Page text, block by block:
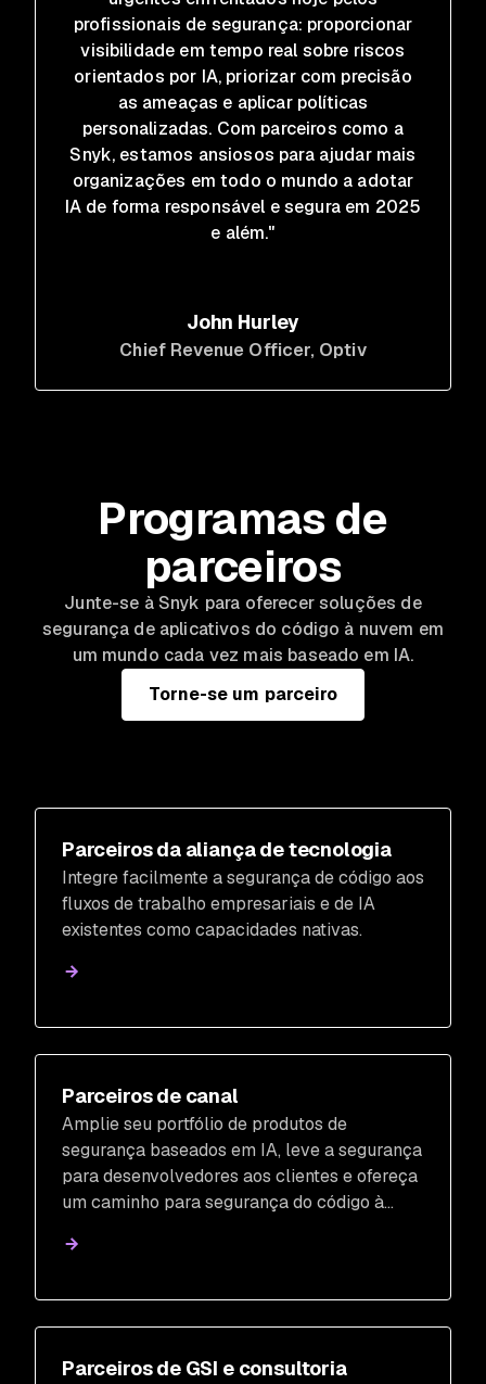
profissionais de segurança: proporcionar
visibilidade em tempo real sobre riscos
orientados por IA, priorizar com precisão
as ameaças e aplicar políticas
personalizadas. Com parceiros como a
Snyk, estamos ansiosos para ajudar mais
organizações em todo o mundo a adotar
IA de forma responsável e segura em 2025
e além."
John Hurley
Chief Revenue Officer, Optiv
Programas de
parceiros
Junte-se à Snyk para oferecer soluções de
segurança de aplicativos do código à nuvem em
um mundo cada vez mais baseado em IA.
Torne-se um parceiro
Parceiros da aliança de tecnologia
Integre facilmente a segurança de código aos
fluxos de trabalho empresariais e de IA
existentes como capacidades nativas.
Parceiros de canal
Amplie seu portfólio de produtos de
segurança baseados em IA, leve a segurança
para desenvolvedores aos clientes e ofereça
um caminho para segurança do código à
Parceiros de GSI e consultoria